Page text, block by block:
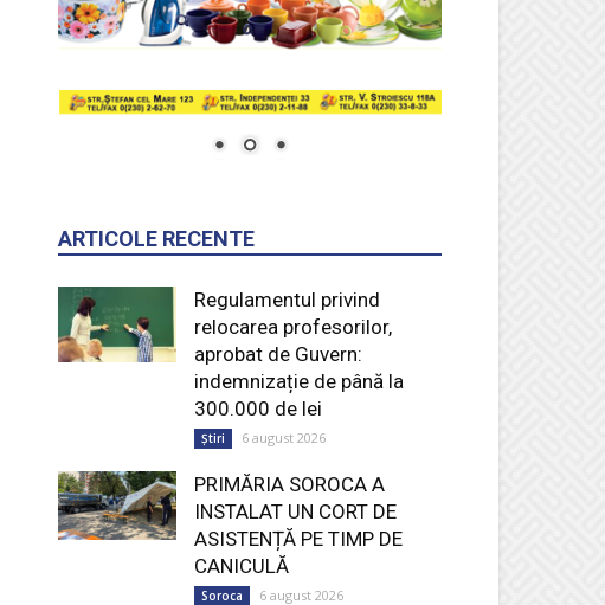
ARTICOLE RECENTE
Regulamentul privind
relocarea profesorilor,
aprobat de Guvern:
indemnizație de până la
300.000 de lei
Știri 6 august 2026
PRIMĂRIA SOROCA A
INSTALAT UN CORT DE
ASISTENȚĂ PE TIMP DE
CANICULĂ
Soroca 6 august 2026